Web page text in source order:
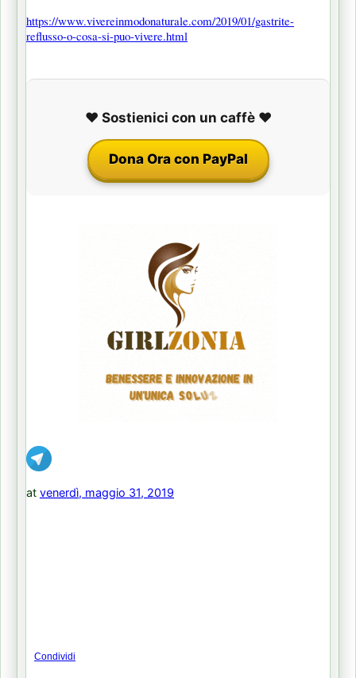
https://www.vivereinmodonaturale.com/2019/01/gastrite-
reflusso-o-cosa-si-puo-vivere.html
❤️ Sostienici con un caffè ❤️
Dona Ora con PayPal
at venerdì, maggio 31, 2019
Condividi